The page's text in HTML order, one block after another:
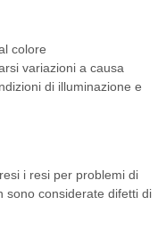
colore
variazioni a causa
di illuminazione e
i resi per problemi di
sono considerate difetti di